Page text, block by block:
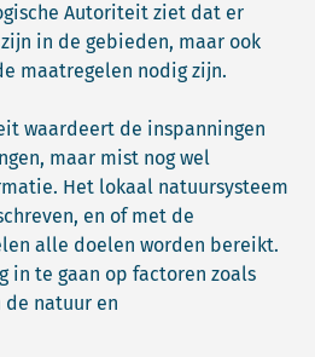
Autoriteit ziet dat er
in de gebieden, maar ook
maatregelen nodig zijn.
waardeert de inspanningen
maar mist nog wel
Het lokaal natuursysteem
en of met de
alle doelen worden bereikt.
in te gaan op factoren zoals
natuur en